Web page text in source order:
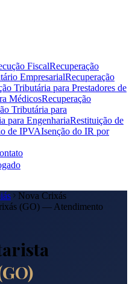
FiscalRecuperação
EmpresarialRecuperação
Tributária para Prestadores de
MédicosRecuperação
Tributária para
para EngenhariaRestituição de
de IPVAIsenção do IR por
Nova Crixás
(GO) — Atendimento
GO)